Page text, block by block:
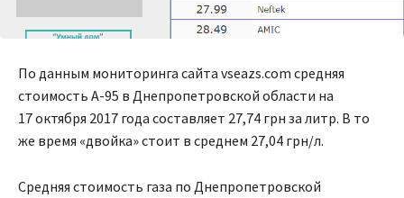
По данным мониторинга сайта vseazs.com средняя
стоимость А-95 в Днепропетровской области на
17 октября 2017 года составляет 27,74 грн за литр. В то
же время «двойка» стоит в среднем 27,04 грн/л.
Средняя стоимость газа по Днепропетровской